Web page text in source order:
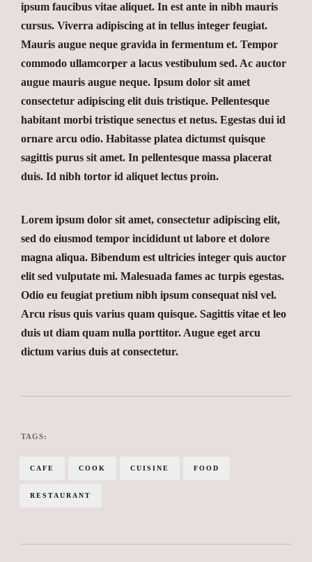
ipsum faucibus vitae aliquet. In est ante in nibh mauris
cursus. Viverra adipiscing at in tellus integer feugiat.
Mauris augue neque gravida in fermentum et. Tempor
commodo ullamcorper a lacus vestibulum sed. Ac auctor
augue mauris augue neque. Ipsum dolor sit amet
consectetur adipiscing elit duis tristique. Pellentesque
habitant morbi tristique senectus et netus. Egestas dui id
ornare arcu odio. Habitasse platea dictumst quisque
sagittis purus sit amet. In pellentesque massa placerat
duis. Id nibh tortor id aliquet lectus proin.
Lorem ipsum dolor sit amet, consectetur adipiscing elit,
sed do eiusmod tempor incididunt ut labore et dolore
magna aliqua. Bibendum est ultricies integer quis auctor
elit sed vulputate mi. Malesuada fames ac turpis egestas.
Odio eu feugiat pretium nibh ipsum consequat nisl vel.
Arcu risus quis varius quam quisque. Sagittis vitae et leo
duis ut diam quam nulla porttitor. Augue eget arcu
dictum varius duis at consectetur.
TAGS:
CAFE COOK CUISINE FOOD
RESTAURANT